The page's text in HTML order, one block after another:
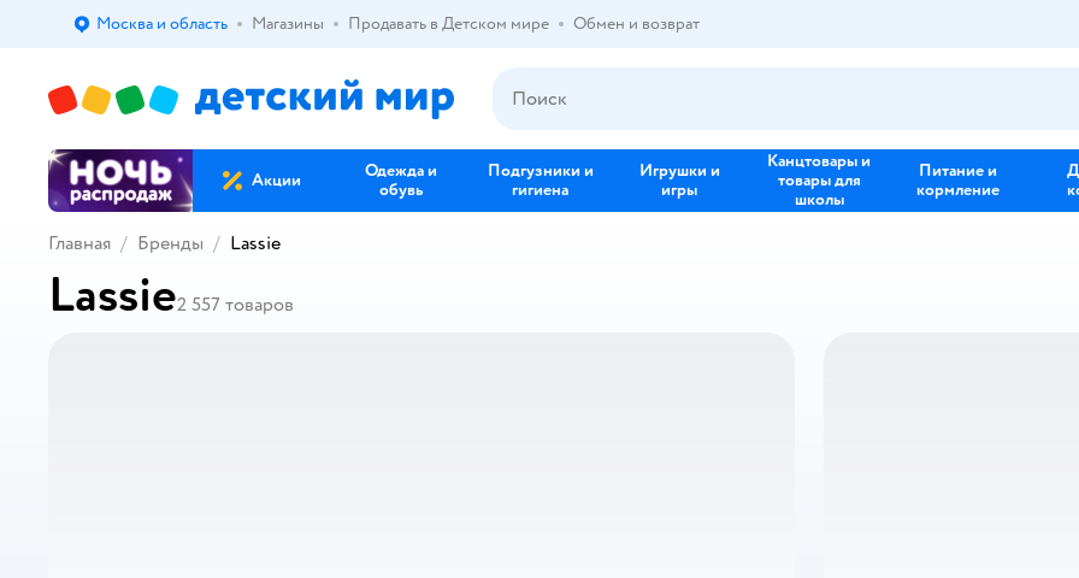
Выбор адреса доставки.
Москва и область Магазины Продавать в Детском мире Обмен и возврат
Акции
Одежда и
обувь
Подгузники и
гигиена
Игрушки и
игры
Канцтовары и
товары для
школы
Питание и
кормление
Главная Бренды Lassie
Lassie2 557 товаров